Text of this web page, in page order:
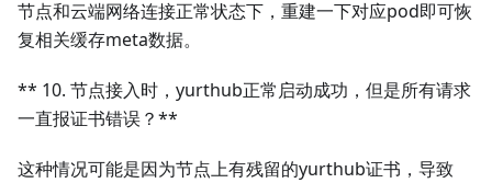
节点和云端网络连接正常状态下，重建一下对应pod即可恢
复相关缓存meta数据。
** 10. 节点接入时，yurthub正常启动成功，但是所有请求
一直报证书错误？**
这种情况可能是因为节点上有残留的yurthub证书，导致